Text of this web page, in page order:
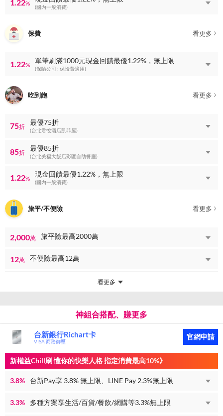
1.22% (國內一般消費)
保費 看更多
1.22%
單筆刷滿1000元現金回饋最優1.22%，無上限
(保險公司 ; 保險費適用)
吃到飽 看更多
75折
最優75折
(台北君悅酒店凱菲屋)
85折
最優85折
(台北美福大飯店彩匯自助餐廳)
1.22%
現金回饋最優1.22%，無上限
(國內一般消費)
旅平/不便險 看更多
2,000萬 旅平險最高2000萬
12萬 不便險最高12萬
看更多
神組合搭配、賺更多
台新銀行Richart卡
VISA 商務御璽
官網申請
新權益Chill刷 懂你的快樂人格 指定消費最高10%》
3.8% 台新Pay享 3.8% 無上限、LINE Pay 2.3%無上限
3.3% 多種方案享生活/百貨/餐飲/網購等3.3%無上限